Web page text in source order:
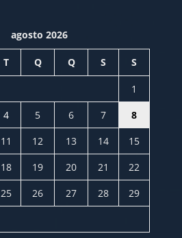
agosto 2026
T Q Q S S
1
4 5 6 7
8
11 12 13 14
15
18 19 20 21
22
25 26 27 28
29